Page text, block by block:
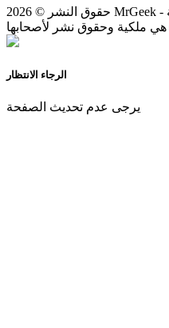
حقوق النشر © 2026 MrGeek - الأسماء والعلامات التجارية المسجلة
الرجاء الانتظار
يرجى عدم تحديث الصفحة